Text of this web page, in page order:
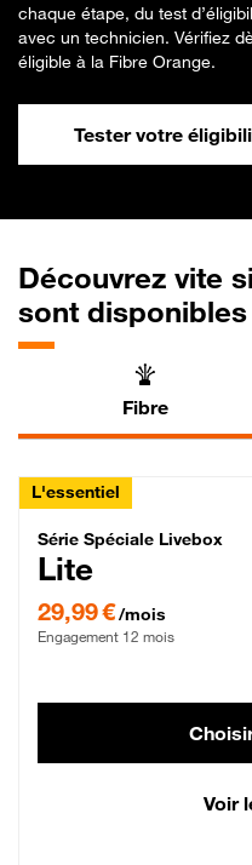
chaque étape, du test
avec un technicien. Vérifiez
éligible à la Fibre Orange.
Tester votre
Découvrez vite
sont
Fibre
L'essentiel
Série Spéciale
Série Spéciale Livebox
Lite
29,99 €/mois
Engagement 12 mois
Voir